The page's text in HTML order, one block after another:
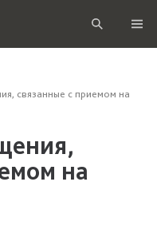
связанные с приемом на
на